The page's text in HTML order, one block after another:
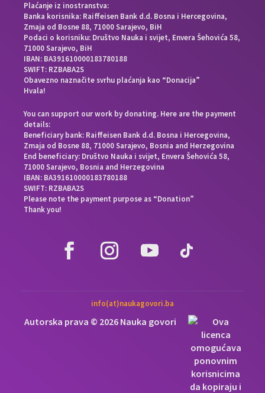
Plaćanje iz inostranstva:
Banka korisnika: Raiffeisen Bank d.d. Bosna i Hercegovina,
Zmaja od Bosne 88, 71000 Sarajevo, BiH
Podaci o korisniku: Društvo Nauka i svijet, Envera Šehovića 58,
71000 Sarajevo, BiH
IBAN: BA391610000183780188
SWIFT: RZBABA2S
Obavezno naznačite svrhu plaćanja kao “Donacija”
Hvala!
You can support our work by donating. Here are the payment
details:
Beneficiary bank: Raiffeisen Bank d.d. Bosna i Hercegovina,
Zmaja od Bosne 88, 71000 Sarajevo, Bosnia and Herzegovina
End beneficiary: Društvo Nauka i svijet, Envera Šehovića 58,
71000 Sarajevo, Bosnia and Herzegovina
IBAN: BA391610000183780188
SWIFT: RZBABA2S
Please note the payment purpose as “Donation”
Thank you!
info(at)naukagovori.ba
Autorska prava © 2026 Nauka govori